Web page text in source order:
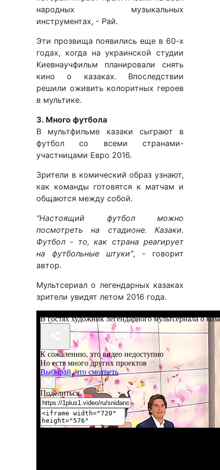
народных музыкальных
инструментах, - Рай.
Эти прозвища появились еще в 60-х
годах, когда на украинской студии
Киевнаучфильм планировали снять
кино о казаках. Впоследствии
решили оживить колоритных героев
в мультике.
3. Много футбола
В мультфильме казаки сыграют в
футбол со всеми странами-
участницами Евро 2016.
Зрители в комический образ узнают,
как команды готовятся к матчам и
общаются между собой.
"Настоящий футбол можно
посмотреть на стадионе. Казаки.
Футбол - то, как страна реагирует
на футбольные штуки", - говорит
автор.
Мультсериал о легендарных казаках
зрители увидят летом 2016 года.